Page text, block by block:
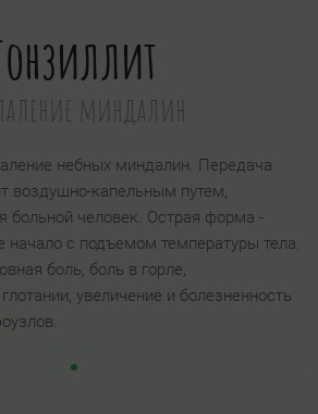
миндалин
небных миндалин. Передача
воздушно-капельным путем,
больной человек. Острая форма -
начало с подъемом температуры тела,
боль, боль в горле,
увеличение и болезненность